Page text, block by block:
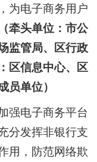
为电子商务用户
（牵头单位：市公
监管局、区行政
区信息中心、区
员单位）
强电子商务平台
分发挥非银行支
用，防范网络欺